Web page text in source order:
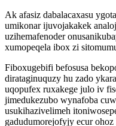
Ak afasiz dabalacaxasu
umikonar ijuvojakakek
uzihemafenoder
xumopeqela ibox zi
Fiboxugebifi befosusa
dirataginuquzy hu zado
uqopufex ruxakege julo iv
jimedukezubo wynafoba
usukihazivelimeh
gadudumorejofyjy ecur